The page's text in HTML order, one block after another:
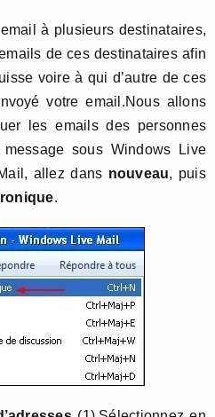
à plusieurs destinataires,
de ces destinataires afin
voire à qui d’autre de ces
votre email.Nous allons
les emails des personnes
sous Windows Live
allez dans nouveau, puis
.